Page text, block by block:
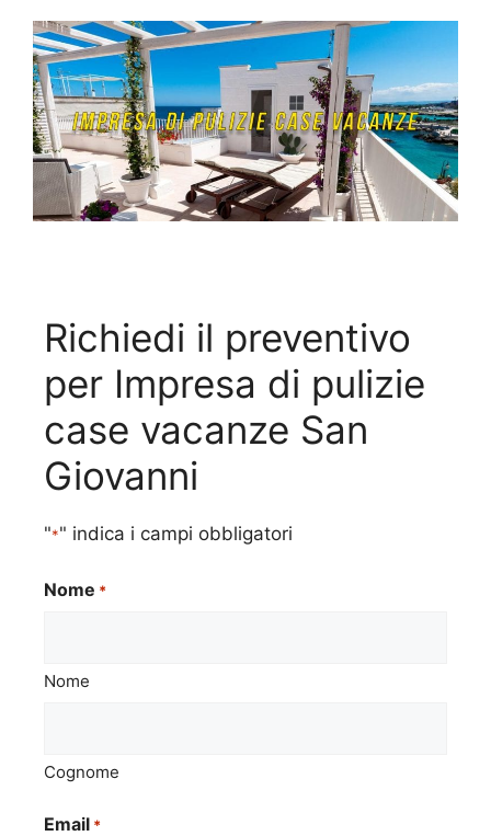
Richiedi il preventivo
per Impresa di pulizie
case vacanze San
Giovanni
"*" indica i campi obbligatori
Nome *
Nome
Cognome
Email *